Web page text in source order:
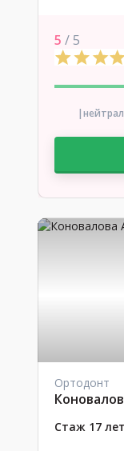
5 / 5
Ортодонт
Стаж 17 лет